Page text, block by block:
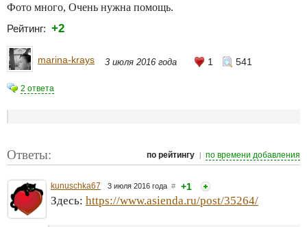
Фото много, Очень нужна помощь.
Рейтинг: +2
marina-krays 3 июля 2016 года 1 541
2 ответа
Ответы: по рейтингу | по времени добавления
kunuschka67 3 июля 2016 года # +1
Здесь: https://www.asienda.ru/post/35264/